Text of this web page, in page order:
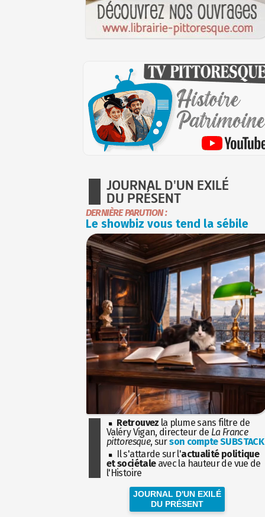
JOURNAL D'UN EXILÉ
DU PRÉSENT
DERNIÈRE PARUTION :
Le showbiz vous tend la sébile
Retrouvez la plume sans filtre de
Valéry Vigan, directeur de La France
pittoresque, surson compte SUBSTACK
Il s'attarde sur l'actualité politique
et sociétaleavec la hauteur de vue de
l'Histoire
JOURNAL D'UN EXILÉ
DU PRÉSENT